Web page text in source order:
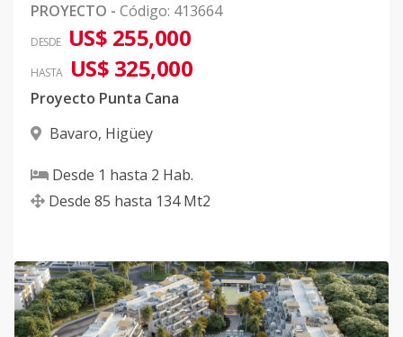
PROYECTO - Código: 413664
DESDE US$ 255,000
HASTA US$ 325,000
Proyecto Punta Cana
Bavaro, Higüey
Desde 1 hasta 2 Hab.
Desde 85 hasta 134 Mt2